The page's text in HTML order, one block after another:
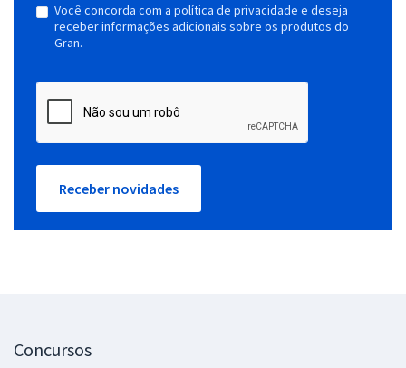
Você concorda com a política de privacidade e deseja
receber informações adicionais sobre os produtos do
Gran.
Receber novidades
Concursos